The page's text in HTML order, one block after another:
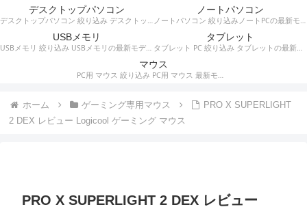
デスクトップパソコン
デスクトップパソコン 絞り込み デスクトップPCの最新モデルやスペック・仕様に関する情報。
ノートパソコン
ノートパソコン 絞り込みノートPCの最新モデルやスペック・仕様に関する情報。
USBメモリ
USBメモリ 絞り込み USBメモリの最新モデルやスペック・仕様に関する情報。
タブレット
タブレット PC 絞り込み タブレットの最新モデルやスペック・仕様に関する情報。
マウス
PC用 マウス 絞り込み PC用 マウス 最新モデルやスペック・仕様に関する情報。ワイヤレスマウス、有線マウス、接続タイプなど。
ホーム ゲーミング専用マウス
PRO X SUPERLIGHT
2 DEX レビュー Logicool ゲーミング マウス
PRO X SUPERLIGHT 2 DEX レビュー